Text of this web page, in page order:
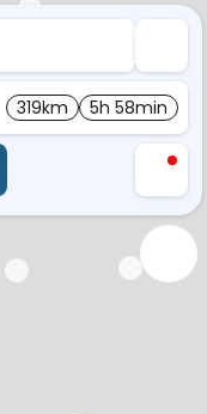
319km 5h 58min